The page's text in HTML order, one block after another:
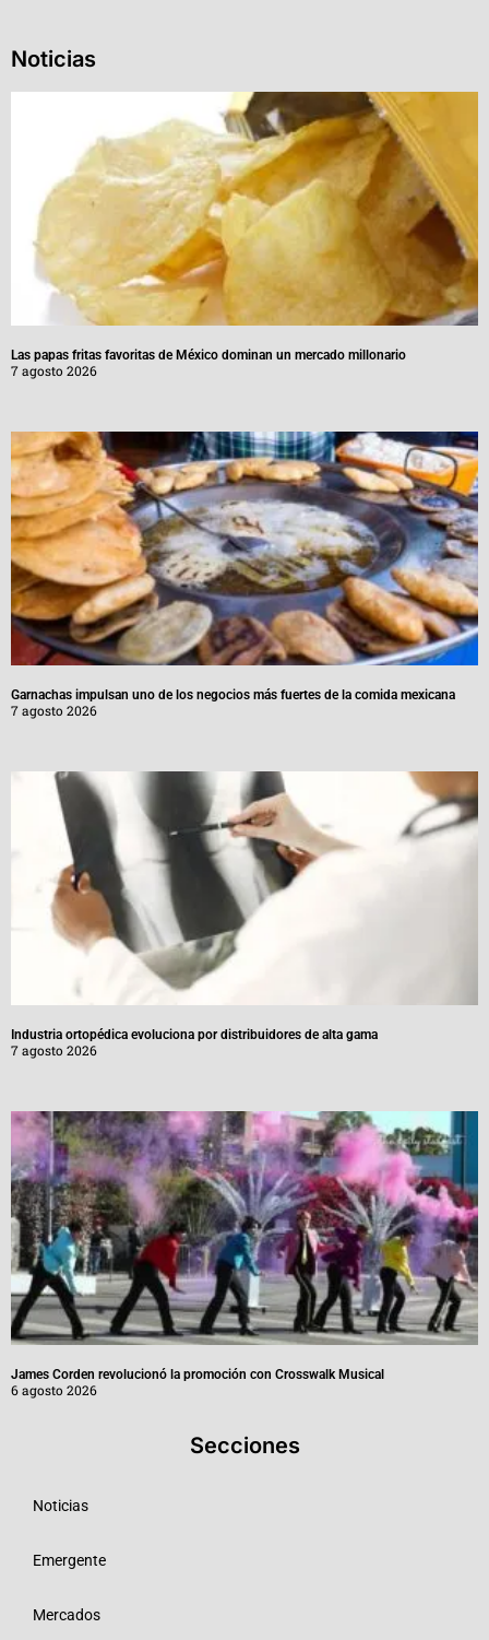
Noticias
Las papas fritas favoritas de México dominan un mercado millonario
7 agosto 2026
Garnachas impulsan uno de los negocios más fuertes de la comida mexicana
7 agosto 2026
Industria ortopédica evoluciona por distribuidores de alta gama
7 agosto 2026
James Corden revolucionó la promoción con Crosswalk Musical
6 agosto 2026
Secciones
Noticias
Emergente
Mercados